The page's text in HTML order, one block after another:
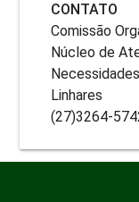
CONTATO
Comissão
Núcleo de
Linhares
(27)3264-